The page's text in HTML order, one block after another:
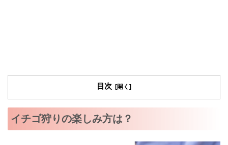
目次
イチゴ狩りの楽しみ方は？